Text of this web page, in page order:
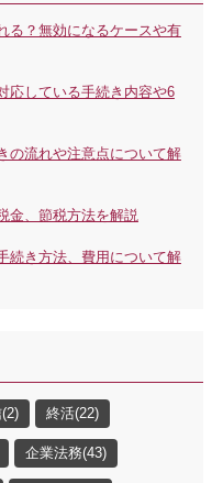
る？無効になるケースや有
応している手続き内容や6
の流れや注意点について解
金、節税方法を解説
続き方法、費用について解
終活(22)
企業法務(43)